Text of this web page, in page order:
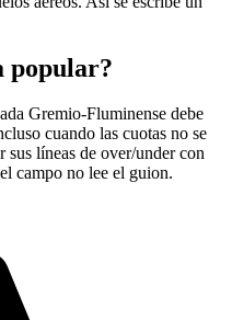
popular?
Gremio-Fluminense debe
cuando las cuotas no se
sus líneas de over/under con
campo no lee el guion.